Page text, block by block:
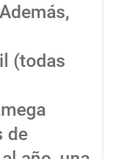
(todas
de